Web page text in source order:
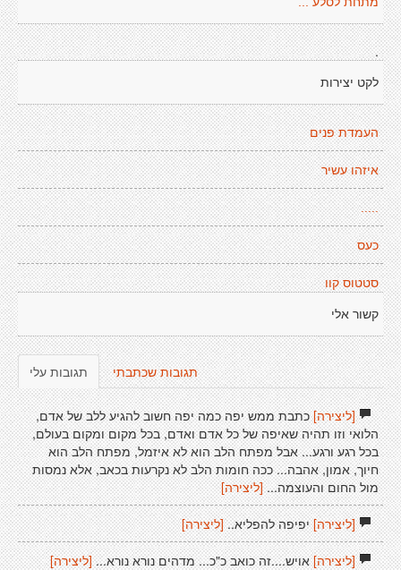
.
לקט יצירות
העמדת פנים
איזהו עשיר
.....
כעס
סטטוס קוו
קשור אלי
תגובות עלי תגובות שכתבתי
[ליצירה]כתבת ממש יפה כמה יפה חשוב להגיע ללב של אדם,
הלואי וזו תהיה שאיפה של כל אדם ואדם, בכל מקום ומקום בעולם,
בכל רגע ורגע... אבל מפתח הלב הוא לא איזמל, מפתח הלב הוא
חיוך, אמון, אהבה... ככה חומות הלב לא נקרעות בכאב, אלא נמסות
מול החום והעוצמה... [ליצירה]
[ליצירה]יפיפה להפליא..[ליצירה]
[ליצירה]אויש....זה כואב כ"כ... מדהים נורא נורא... [ליצירה]